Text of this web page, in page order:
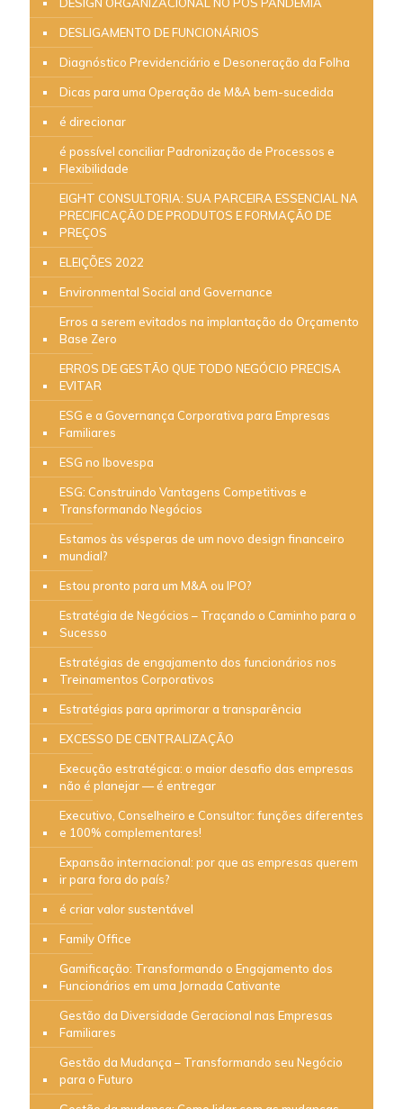
DESLIGAMENTO DE FUNCIONÁRIOS
Diagnóstico Previdenciário e Desoneração da Folha
Dicas para uma Operação de M&A bem-sucedida
é direcionar
é possível conciliar Padronização de Processos e
Flexibilidade
EIGHT CONSULTORIA: SUA PARCEIRA ESSENCIAL NA
PRECIFICAÇÃO DE PRODUTOS E FORMAÇÃO DE
PREÇOS
ELEIÇÕES 2022
Environmental Social and Governance
Erros a serem evitados na implantação do Orçamento
Base Zero
ERROS DE GESTÃO QUE TODO NEGÓCIO PRECISA
EVITAR
ESG e a Governança Corporativa para Empresas
Familiares
ESG no Ibovespa
ESG: Construindo Vantagens Competitivas e
Transformando Negócios
Estamos às vésperas de um novo design financeiro
mundial?
Estou pronto para um M&A ou IPO?
Estratégia de Negócios – Traçando o Caminho para o
Sucesso
Estratégias de engajamento dos funcionários nos
Treinamentos Corporativos
Estratégias para aprimorar a transparência
EXCESSO DE CENTRALIZAÇÃO
Execução estratégica: o maior desafio das empresas
não é planejar — é entregar
Executivo, Conselheiro e Consultor: funções diferentes
e 100% complementares!
Expansão internacional: por que as empresas querem
ir para fora do país?
é criar valor sustentável
Family Office
Gamificação: Transformando o Engajamento dos
Funcionários em uma Jornada Cativante
Gestão da Diversidade Geracional nas Empresas
Familiares
Gestão da Mudança – Transformando seu Negócio
para o Futuro